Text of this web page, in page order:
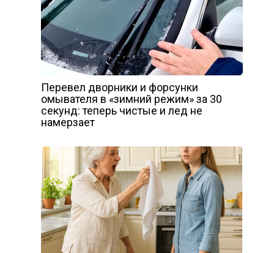
Перевел дворники и форсунки
омывателя в «зимний режим» за 30
секунд: теперь чистые и лед не
намерзает